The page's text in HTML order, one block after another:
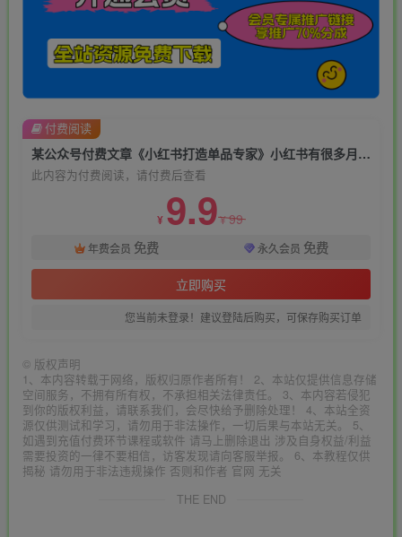
某公众号付费文章《小红书打造单品专家》小红书有很多月销额到百万的单品
此内容为付费阅读，请付费后查看
¥ 9.9¥99
年费会员 免费 永久会员 免费
立即购买
您当前未登录！建议登陆后购买，可保存购买订单
付费阅读
© 版权声明
1、本内容转载于网络，版权归原作者所有！ 2、本站仅提供信息存储
空间服务，不拥有所有权，不承担相关法律责任。 3、本内容若侵犯
到你的版权利益，请联系我们，会尽快给予删除处理！ 4、本站全资
源仅供测试和学习，请勿用于非法操作，一切后果与本站无关。 5、
如遇到充值付费环节课程或软件 请马上删除退出 涉及自身权益/利益
需要投资的一律不要相信，访客发现请向客服举报。 6、本教程仅供
揭秘 请勿用于非法违规操作 否则和作者 官网 无关
THE END